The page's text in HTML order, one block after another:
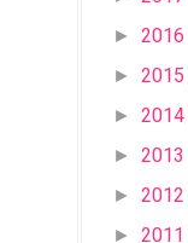
► 2016
► 2015
► 2014
► 2013
► 2012
► 2011